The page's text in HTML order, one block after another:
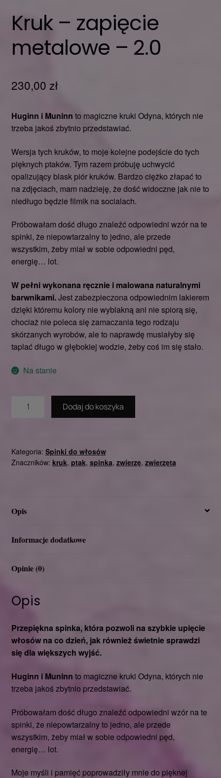
Kruk – zapięcie
metalowe – 2.0
230,00 zł
Huginn i Muninn to magiczne kruki Odyna, których nie
trzeba jakoś zbytnio przedstawiać.
Wersja tych kruków, to moje kolejne podejście do tych
pięknych ptaków. Tym razem próbuję uchwycić
opalizujący blask piór kruków. Bardzo ciężko złapać to
na zdjęciach, mam nadzieję, że dość widoczne jak nie to
niedługo będzie filmik na socialach.
Próbowałam dość długo znaleźć odpowiedni wzór na te
spinki, że niepowtarzalny to jedno, ale przede
wszystkim, żeby miał w sobie odpowiedni pęd,
energię… lot.
W pełni wykonana ręcznie i malowana naturalnymi
barwnikami.Jest zabezpieczona odpowiednim lakierem
dzięki któremu kolory nie wyblakną ani nie spiorą się,
chociaż nie poleca się zamaczania tego rodzaju
skórzanych wyrobów, ale to naprawdę musiałyby się
taplać długo w głębokiej wodzie, żeby coś im się stało.
Na stanie
metalowe
-
Dodaj do koszyka
Kategoria: Spinki do włosów
Znaczników: kruk, ptak, spinka, zwierzę, zwierzęta
Opis
Informacje dodatkowe
Opinie (0)
Opis
Przepiękna spinka, która pozwoli na szybkie upięcie
włosów na co dzień, jak również świetnie sprawdzi
się dla większych wyjść.
Huginn i Muninn to magiczne kruki Odyna, których nie
trzeba jakoś zbytnio przedstawiać.
Próbowałam dość długo znaleźć odpowiedni wzór na te
spinki, że niepowtarzalny to jedno, ale przede
wszystkim, żeby miał w sobie odpowiedni pęd,
energię… lot.
Moje myśli i pamięć poprowadziły mnie do pięknej